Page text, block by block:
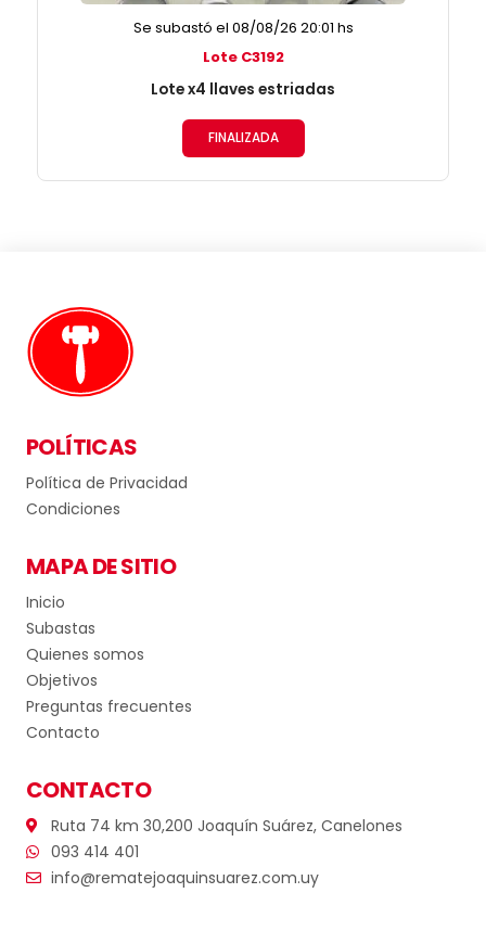
Se subastó el 08/08/26 20:01 hs
Lote C3192
Lote x4 llaves estriadas
FINALIZADA
POLÍTICAS
Política de Privacidad
Condiciones
MAPA DE SITIO
Inicio
Subastas
Quienes somos
Objetivos
Preguntas frecuentes
Contacto
CONTACTO
Ruta 74 km 30,200 Joaquín Suárez, Canelones
093 414 401
info@rematejoaquinsuarez.com.uy